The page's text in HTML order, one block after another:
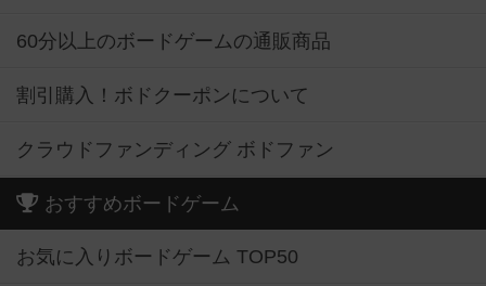
60分以上のボードゲームの通販商品
割引購入！ボドクーポンについて
クラウドファンディング ボドファン
おすすめボードゲーム
お気に入りボードゲーム TOP50